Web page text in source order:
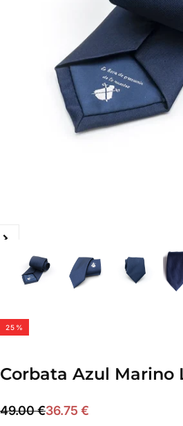
25 %
Corbata Azul Marino
36.75
Precio
49.00 €Precio
36.75 €